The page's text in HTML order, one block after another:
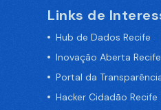
Links de
Hub de Dados Recife
Inovação Aberta Recife
Portal da
Hacker Cidadão Recife